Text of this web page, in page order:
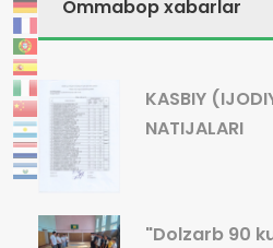
Ommabop xabarlar
KASBIY
NATIJALARI
"Dolzarb 90